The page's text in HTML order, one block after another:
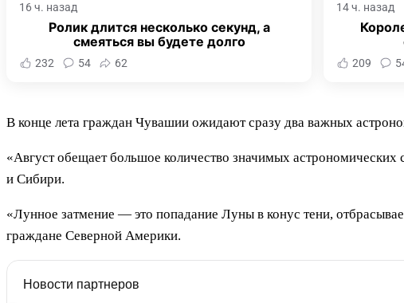
16 ч. назад
Ролик длится несколько секунд, а
смеяться вы будете долго
232 54 62
14 ч. назад
209
В конце лета граждан Чувашии ожидают сразу два важных
«Август обещает большое количество значимых
и Сибири.
«Лунное затмение — это попадание Луны в конус тени,
граждане Северной Америки.
Новости партнеров